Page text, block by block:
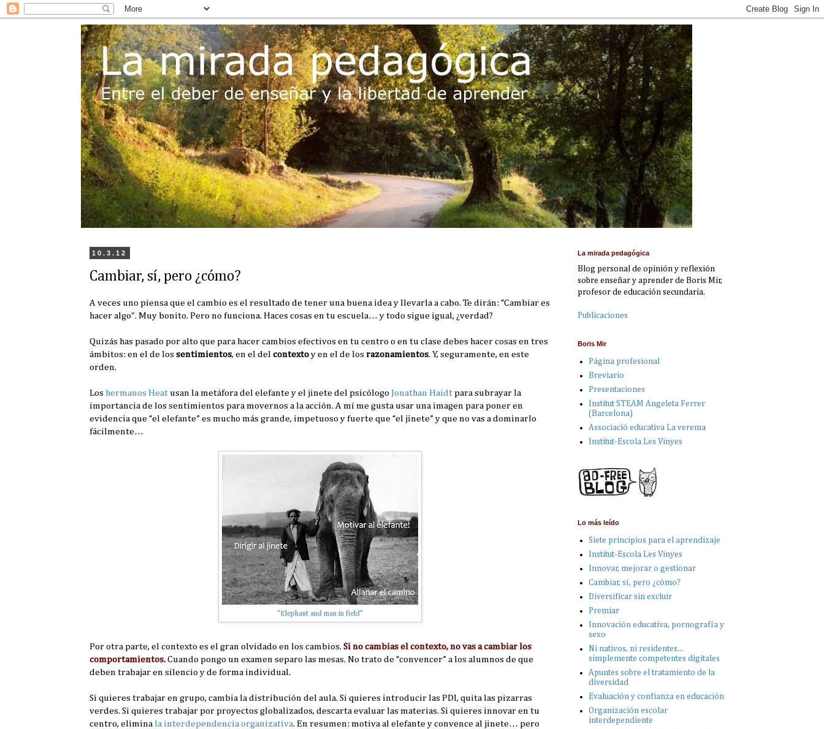
10.3.12
Cambiar, sí, pero ¿cómo?
A veces uno piensa que el cambio es el resultado de tener una buena idea y llevarla a cabo. Te dirán: “Cambiar es
hacer algo". Muy bonito. Pero no funciona. Haces cosas en tu escuela… y todo sigue igual, ¿verdad?
Quizás has pasado por alto que para hacer cambios efectivos en tu centro o en tu clase debes hacer cosas en tres
ámbitos: en el de los sentimientos, en el del contexto y en el de los razonamientos. Y, seguramente, en este
orden.
Los hermanos Heat usan la metáfora del elefante y el jinete del psicólogo Jonathan Haidt para subrayar la
importancia de los sentimientos para movernos a la acción. A mí me gusta usar una imagen para poner en
evidencia que “el elefante” es mucho más grande, impetuoso y fuerte que “el jinete” y que no vas a dominarlo
fácilmente…
"Elephant and man in field"
Por otra parte, el contexto es el gran olvidado en los cambios. Si no cambias el contexto, no vas a cambiar los
comportamientos. Cuando pongo un examen separo las mesas. No trato de “convencer” a los alumnos de que
deben trabajar en silencio y de forma individual.
Si quieres trabajar en grupo, cambia la distribución del aula. Si quieres introducir las PDI, quita las pizarras
verdes. Si quieres trabajar por proyectos globalizados, descarta evaluar las materias. Si quieres innovar en tu
centro, elimina la interdependencia organizativa. En resumen: motiva al elefante y convence al jinete… pero
La mirada pedagógica
Blog personal de opinión y reflexión
sobre enseñar y aprender de Boris Mir,
profesor de educación secundaria.
Publicaciones
Boris Mir
Página profesional
Breviario
Presentaciones
Institut STEAM Angeleta Ferrer
(Barcelona)
Associació educativa La verema
Institut-Escola Les Vinyes
Lo más leído
Siete principios para el aprendizaje
Institut-Escola Les Vinyes
Innovar, mejorar o gestionar
Cambiar, sí, pero ¿cómo?
Diversificar sin excluir
Premiar
Innovación educativa, pornografía y
sexo
Ni nativos, ni residentes...
simplemente competentes digitales
Apuntes sobre el tratamiento de la
diversidad
Evaluación y confianza en educación
Organización escolar
interdependiente